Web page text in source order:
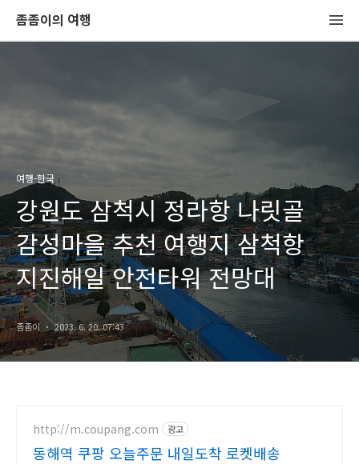
좀좀이의 여행
여행-한국
강원도 삼척시 정라항 나릿골
감성마을 추천 여행지 삼척항
지진해일 안전타워 전망대
좀좀이 2023. 6. 20. 07:43
http://m.coupang.com 광고
동해역 쿠팡 오늘주문 내일도착 로켓배송